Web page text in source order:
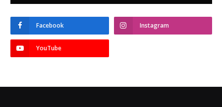
Facebook Instagram
YouTube